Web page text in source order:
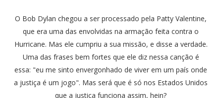
O Bob Dylan chegou a ser processado pela Patty Valentine,
que era uma das envolvidas na armação feita contra o
Hurricane. Mas ele cumpriu a sua missão, e disse a verdade.
Uma das frases bem fortes que ele diz nessa canção é
essa: "eu me sinto envergonhado de viver em um país onde
a justiça é um jogo". Mas será que é só nos Estados Unidos
que a justiça funciona assim, hein?